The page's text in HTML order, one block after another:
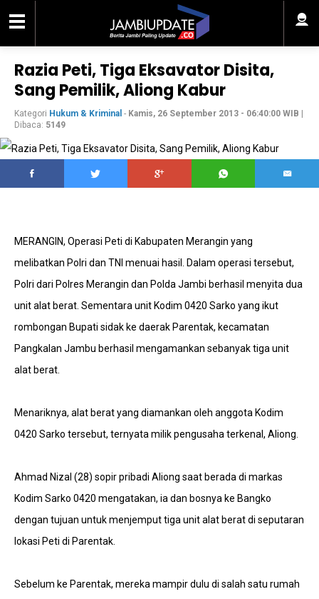
Razia Peti, Tiga Eksavator Disita,
Sang Pemilik, Aliong Kabur
Kategori Hukum & Kriminal - Kamis, 26 September 2013 - 06:40:00 WIB
Dibaca: 5149
MERANGIN, Operasi Peti di Kabupaten Merangin yang
melibatkan Polri dan TNI menuai hasil. Dalam operasi tersebut,
Polri dari Polres Merangin dan Polda Jambi berhasil menyita dua
unit alat berat. Sementara unit Kodim 0420 Sarko yang ikut
rombongan Bupati sidak ke daerak Parentak, kecamatan
Pangkalan Jambu berhasil mengamankan sebanyak tiga unit
alat berat.
Menariknya, alat berat yang diamankan oleh anggota Kodim
0420 Sarko tersebut, ternyata milik pengusaha terkenal, Aliong.
Ahmad Nizal (28) sopir pribadi Aliong saat berada di markas
Kodim Sarko 0420 mengatakan, ia dan bosnya ke Bangko
dengan tujuan untuk menjemput tiga unit alat berat di seputaran
lokasi Peti di Parentak.
Sebelum ke Parentak, mereka mampir dulu di salah satu rumah